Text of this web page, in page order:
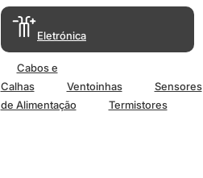
Eletrónica
Cabos e
Calhas
Ventoinhas Sensores
de Alimentação
Termistores